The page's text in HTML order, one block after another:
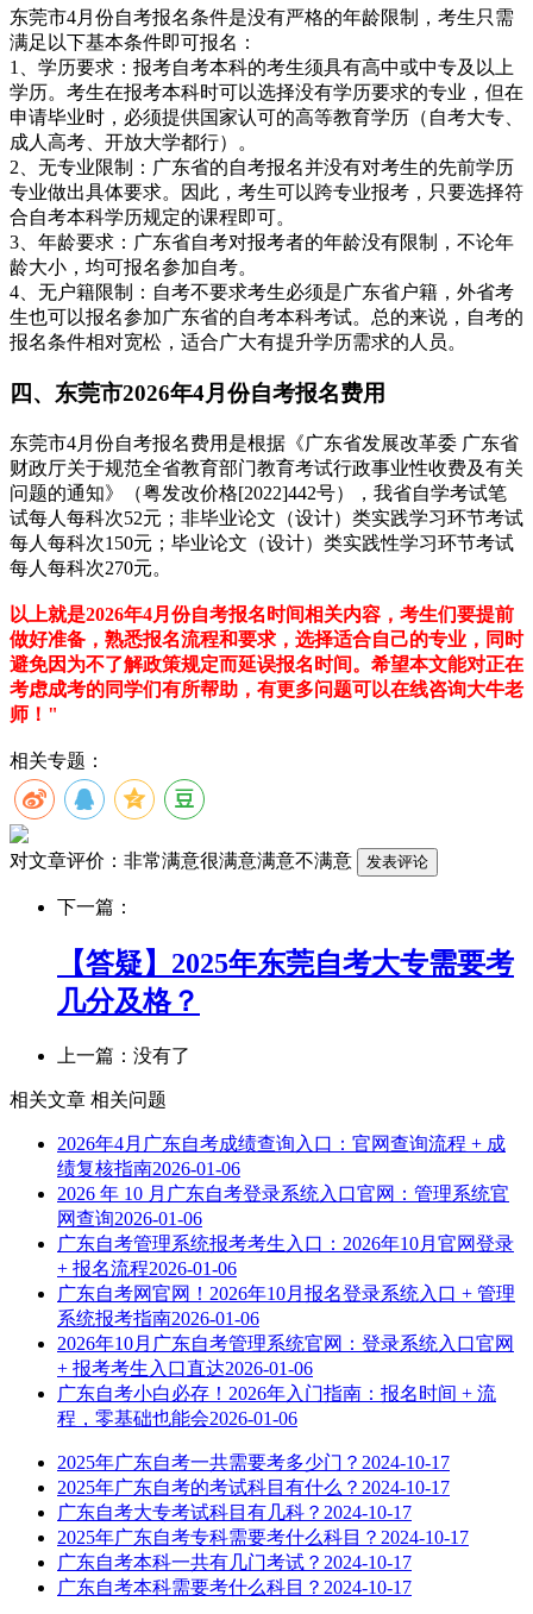
东莞市4月份自考报名条件是没有严格的年龄限制，考生只需
满足以下基本条件即可报名：
1、学历要求：报考自考本科的考生须具有高中或中专及以上
学历。考生在报考本科时可以选择没有学历要求的专业，但在
申请毕业时，必须提供国家认可的高等教育学历（自考大专、
成人高考、开放大学都行）。
2、无专业限制：广东省的自考报名并没有对考生的先前学历
专业做出具体要求。因此，考生可以跨专业报考，只要选择符
合自考本科学历规定的课程即可。
3、年龄要求：广东省自考对报考者的年龄没有限制，不论年
龄大小，均可报名参加自考。
4、无户籍限制：自考不要求考生必须是广东省户籍，外省考
生也可以报名参加广东省的自考本科考试。总的来说，自考的
报名条件相对宽松，适合广大有提升学历需求的人员。
四、东莞市2026年4月份自考报名费用
东莞市4月份自考报名费用是根据《广东省发展改革委 广东省
财政厅关于规范全省教育部门教育考试行政事业性收费及有关
问题的通知》（粤发改价格[2022]442号），我省自学考试笔
试每人每科次52元；非毕业论文（设计）类实践学习环节考试
每人每科次150元；毕业论文（设计）类实践性学习环节考试
每人每科次270元。
以上就是2026年4月份自考报名时间相关内容，考生们要提前
做好准备，熟悉报名流程和要求，选择适合自己的专业，同时
避免因为不了解政策规定而延误报名时间。希望本文能对正在
考虑成考的同学们有所帮助，有更多问题可以在线咨询大牛老
师！"
相关专题：
对文章评价： 非常满意很满意满意不满意
下一篇：
【答疑】2025年东莞自考大专需要考
几分及格？
上一篇：没有了
相关文章 相关问题
2026年4月广东自考成绩查询入口：官网查询流程 + 成
绩复核指南2026-01-06
2026 年 10 月广东自考登录系统入口官网：管理系统官
网查询2026-01-06
广东自考管理系统报考考生入口：2026年10月官网登录
+ 报名流程2026-01-06
广东自考网官网！2026年10月报名登录系统入口 + 管理
系统报考指南2026-01-06
2026年10月广东自考管理系统官网：登录系统入口官网
+ 报考考生入口直达2026-01-06
广东自考小白必存！2026年入门指南：报名时间 + 流
程，零基础也能会2026-01-06
2025年广东自考一共需要考多少门？ 2024-10-17
2025年广东自考的考试科目有什么？ 2024-10-17
广东自考大专考试科目有几科？ 2024-10-17
2025年广东自考专科需要考什么科目？ 2024-10-17
广东自考本科一共有几门考试？ 2024-10-17
广东自考本科需要考什么科目？ 2024-10-17